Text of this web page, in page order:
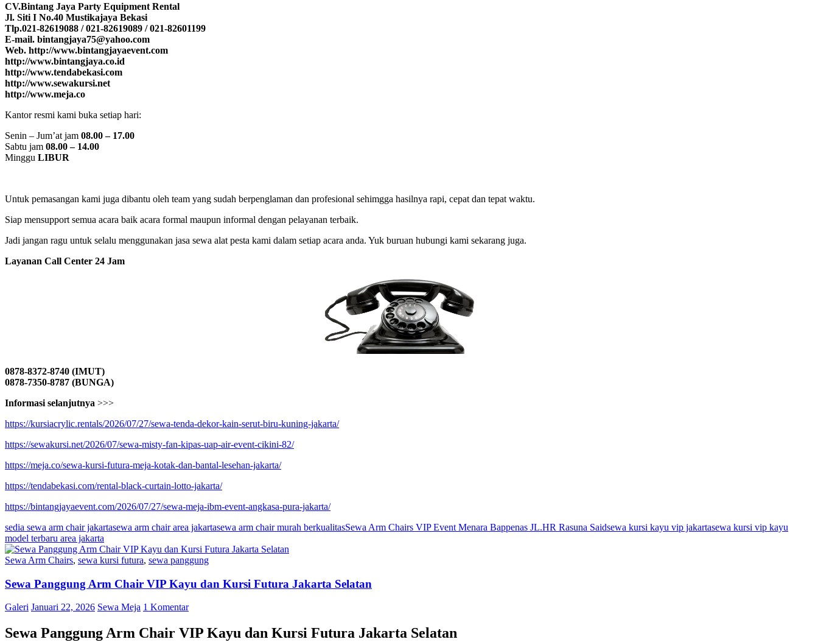
CV.Bintang Jaya Party Equipment Rental
Jl. Siti I No.40 Mustikajaya Bekasi
Tlp.021-82619088 / 021-82619089 / 021-82601199
E-mail. bintangjaya75@yahoo.com
Web. http://www.bintangjayaevent.com
http://www.bintangjaya.co.id
http://www.tendabekasi.com
http://www.sewakursi.net
http://www.meja.co
Kantor resmi kami buka setiap hari:
Senin – Jum’at jam 08.00 – 17.00
Sabtu jam 08.00 – 14.00
Minggu LIBUR
Untuk pemasangan kami juga dibantu oleh team yang sudah berpenglaman dan profesional sehimgga hasilnya rapi, cepat dan tepat waktu.
Siap mensupport semua acara baik acara formal maupun informal dengan pelayanan terbaik.
Jadi jangan ragu untuk selalu menggunakan jasa sewa alat pesta kami dalam setiap acara anda. Yuk buruan hubungi kami sekarang juga.
Layanan Call Center 24 Jam
0878-8372-8740 (IMUT)
0878-7350-8787 (BUNGA)
Informasi selanjutnya >>>
https://kursiacrylic.rentals/2026/07/27/sewa-tenda-dekor-kain-serut-biru-kuning-jakarta/
https://sewakursi.net/2026/07/sewa-misty-fan-kipas-uap-air-event-cikini-82/
https://meja.co/sewa-kursi-futura-meja-kotak-dan-bantal-lesehan-jakarta/
https://tendabekasi.com/rental-black-curtain-lotto-jakarta/
https://bintangjayaevent.com/2026/07/27/sewa-meja-ibm-event-angkasa-pura-jakarta/
sedia sewa arm chair jakartasewa arm chair area jakartasewa arm chair murah berkualitasSewa Arm Chairs VIP Event Menara Bappenas JL.HR Rasuna Saidsewa kursi kayu vip jakartasewa kursi vip kayu
model terbaru area jakarta
Sewa Arm Chairs, sewa kursi futura, sewa panggung
Sewa Panggung Arm Chair VIP Kayu dan Kursi Futura Jakarta Selatan
Galeri Januari 22, 2026 Sewa Meja 1 Komentar
Sewa Panggung Arm Chair VIP Kayu dan Kursi Futura Jakarta Selatan